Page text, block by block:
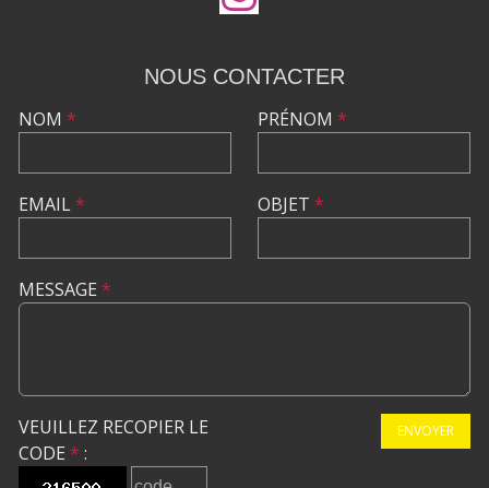
NOUS CONTACTER
NOM *
EMAIL*
PRÉNOM *
OBJET *
MESSAGE *
VEUILLEZ RECOPIER LE
CODE * :
ENVOYER